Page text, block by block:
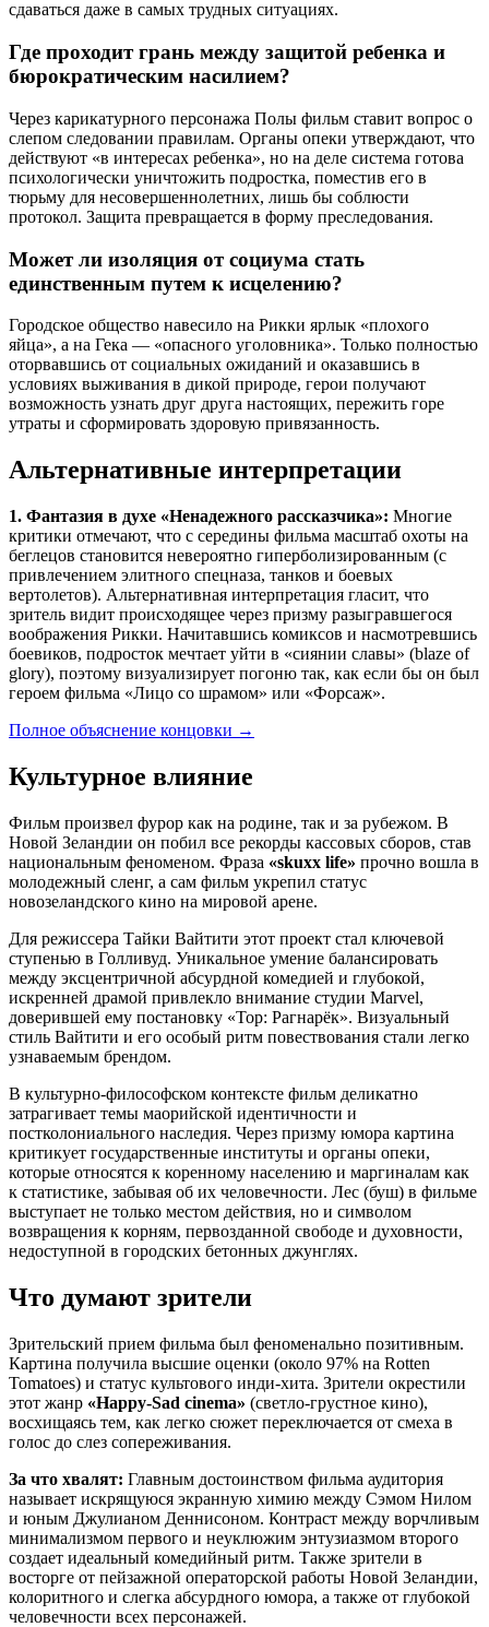
сдаваться даже в самых трудных ситуациях.
Где проходит грань между защитой ребенка и
бюрократическим насилием?
Через карикатурного персонажа Полы фильм ставит вопрос о
слепом следовании правилам. Органы опеки утверждают, что
действуют «в интересах ребенка», но на деле система готова
психологически уничтожить подростка, поместив его в
тюрьму для несовершеннолетних, лишь бы соблюсти
протокол. Защита превращается в форму преследования.
Может ли изоляция от социума стать
единственным путем к исцелению?
Городское общество навесило на Рикки ярлык «плохого
яйца», а на Гека — «опасного уголовника». Только полностью
оторвавшись от социальных ожиданий и оказавшись в
условиях выживания в дикой природе, герои получают
возможность узнать друг друга настоящих, пережить горе
утраты и сформировать здоровую привязанность.
Альтернативные интерпретации
1. Фантазия в духе «Ненадежного рассказчика»: Многие
критики отмечают, что с середины фильма масштаб охоты на
беглецов становится невероятно гиперболизированным (с
привлечением элитного спецназа, танков и боевых
вертолетов). Альтернативная интерпретация гласит, что
зритель видит происходящее через призму разыгравшегося
воображения Рикки. Начитавшись комиксов и насмотревшись
боевиков, подросток мечтает уйти в «сиянии славы» (blaze of
glory), поэтому визуализирует погоню так, как если бы он был
героем фильма «Лицо со шрамом» или «Форсаж».
Полное объяснение концовки →
Культурное влияние
Фильм произвел фурор как на родине, так и за рубежом. В
Новой Зеландии он побил все рекорды кассовых сборов, став
национальным феноменом. Фраза «skuxx life» прочно вошла в
молодежный сленг, а сам фильм укрепил статус
новозеландского кино на мировой арене.
Для режиссера Тайки Вайтити этот проект стал ключевой
ступенью в Голливуд. Уникальное умение балансировать
между эксцентричной абсурдной комедией и глубокой,
искренней драмой привлекло внимание студии Marvel,
доверившей ему постановку «Тор: Рагнарёк». Визуальный
стиль Вайтити и его особый ритм повествования стали легко
узнаваемым брендом.
В культурно-философском контексте фильм деликатно
затрагивает темы маорийской идентичности и
постколониального наследия. Через призму юмора картина
критикует государственные институты и органы опеки,
которые относятся к коренному населению и маргиналам как
к статистике, забывая об их человечности. Лес (буш) в фильме
выступает не только местом действия, но и символом
возвращения к корням, первозданной свободе и духовности,
недоступной в городских бетонных джунглях.
Что думают зрители
Зрительский прием фильма был феноменально позитивным.
Картина получила высшие оценки (около 97% на Rotten
Tomatoes) и статус культового инди-хита. Зрители окрестили
этот жанр «Happy-Sad cinema» (светло-грустное кино),
восхищаясь тем, как легко сюжет переключается от смеха в
голос до слез сопереживания.
За что хвалят: Главным достоинством фильма аудитория
называет искрящуюся экранную химию между Сэмом Нилом
и юным Джулианом Деннисоном. Контраст между ворчливым
минимализмом первого и неуклюжим энтузиазмом второго
создает идеальный комедийный ритм. Также зрители в
восторге от пейзажной операторской работы Новой Зеландии,
колоритного и слегка абсурдного юмора, а также от глубокой
человечности всех персонажей.